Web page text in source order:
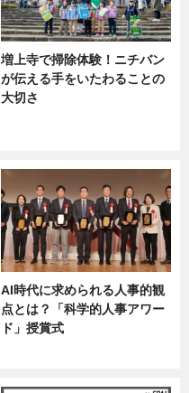
増上寺で掃除体験！ニチバン
が伝える手をいたわることの
大切さ
AI時代に求められる人事的観
点とは？「科学的人事アワー
ド」授賞式